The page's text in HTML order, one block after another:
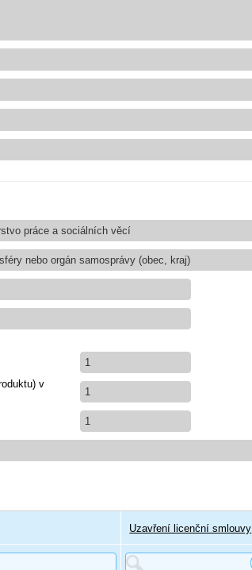
práce a sociálních věcí
nebo orgán samosprávy (obec, kraj)
1
v
1
1
Uzavření licenční smlouvy